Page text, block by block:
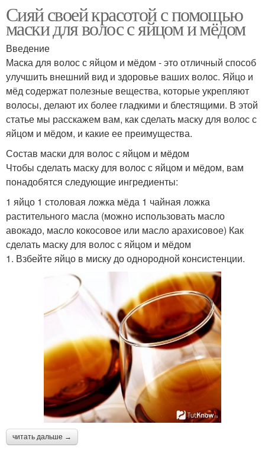
Сияй своей красотой с помощью
маски для волос с яйцом и мёдом
Введение
Маска для волос с яйцом и мёдом - это отличный способ
улучшить внешний вид и здоровье ваших волос. Яйцо и
мёд содержат полезные вещества, которые укрепляют
волосы, делают их более гладкими и блестящими. В этой
статье мы расскажем вам, как сделать маску для волос с
яйцом и мёдом, и какие ее преимущества.
Состав маски для волос с яйцом и мёдом
Чтобы сделать маску для волос с яйцом и мёдом, вам
понадобятся следующие ингредиенты:
1 яйцо 1 столовая ложка мёда 1 чайная ложка
растительного масла (можно использовать масло
авокадо, масло кокосовое или масло арахисовое) Как
сделать маску для волос с яйцом и мёдом
1. Взбейте яйцо в миску до однородной консистенции.
читать дальше →